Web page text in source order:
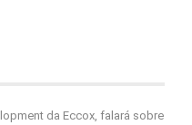
da Eccox, falará sobre